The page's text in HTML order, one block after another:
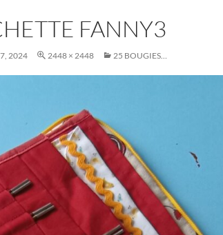
FANNY3
2024 2448 × 2448 25 BOUGIES…